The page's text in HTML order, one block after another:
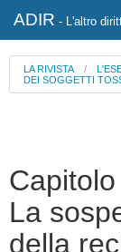
ADIR - L'altro
LA RIVISTA /
DEI SOGGETTI
La
della